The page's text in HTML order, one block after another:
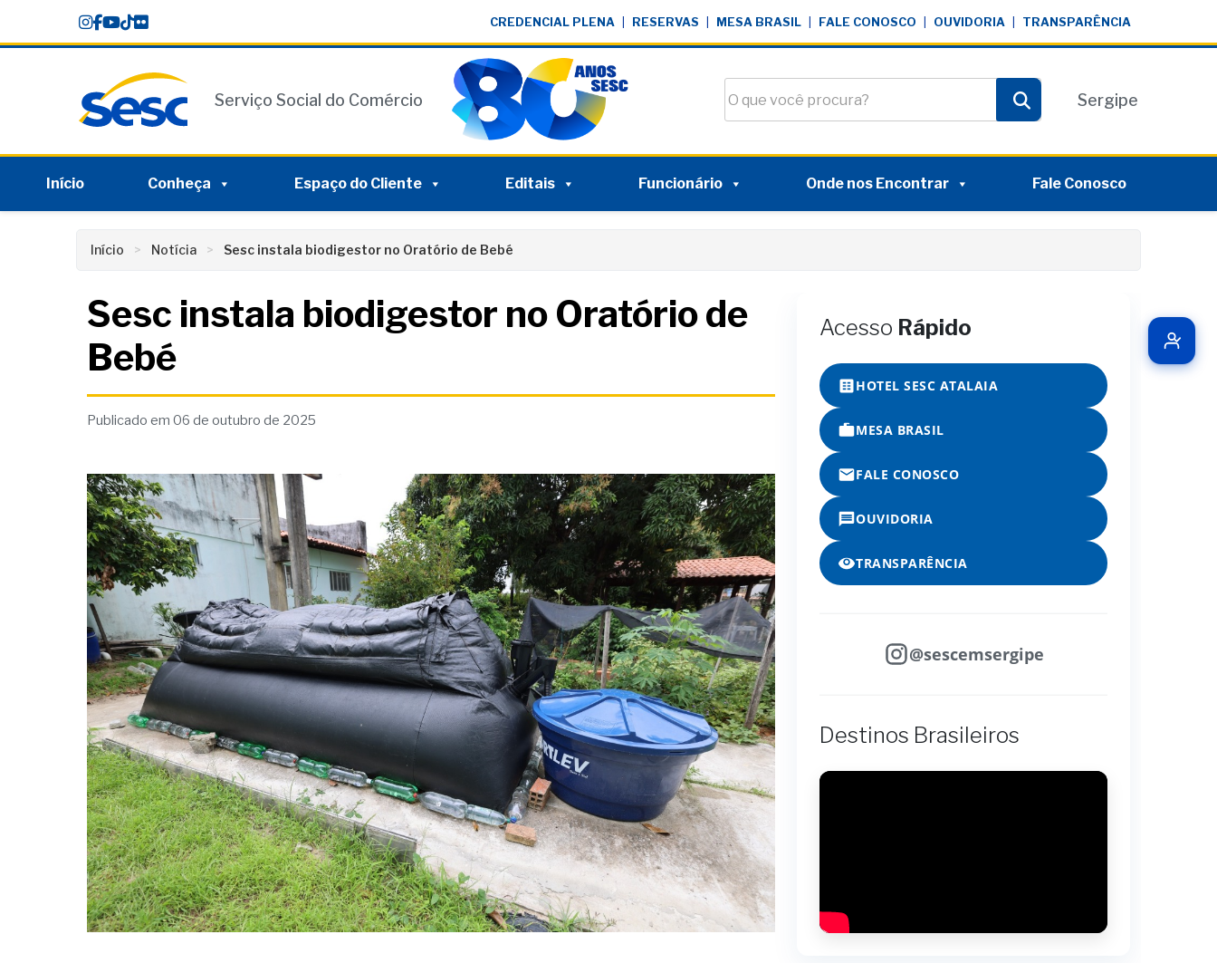
content
CREDENCIAL PLENA RESERVAS MESA BRASIL FALE CONOSCO OUVIDORIA TRANSPARÊNCIA
Serviço Social do Comércio
Pesquisar
Sergipe
Início Conheça Espaço do Cliente Editais Funcionário Onde nos Encontrar Fale Conosco
Início Notícia Sesc instala biodigestor no Oratório de Bebé
Sesc instala biodigestor no Oratório de
Bebé
Publicado em 06 de outubro de 2025
Acesso Rápido
HOTEL SESC ATALAIA
MESA BRASIL
FALE CONOSCO
OUVIDORIA
TRANSPARÊNCIA
@sescemsergipe
Destinos Brasileiros